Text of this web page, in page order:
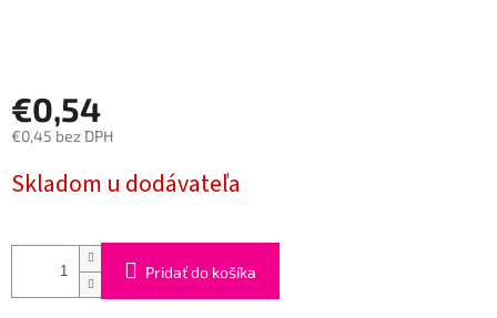
€0,54
€0,45 bez DPH
cena:
Skladom u dodávateľa
Pridať do košíka